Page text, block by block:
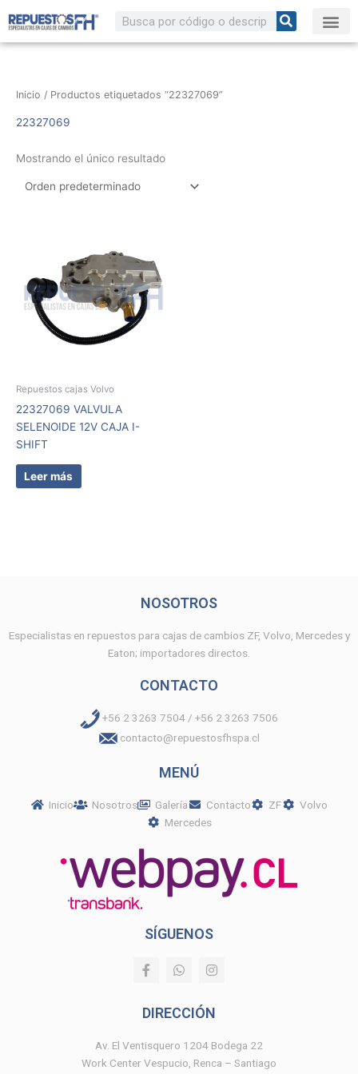
contenido
Buscar
Inicio / Productos etiquetados “22327069”
22327069
Mostrando el único resultado
Repuestos cajas Volvo
22327069 VALVULA
SELENOIDE 12V CAJA I-
SHIFT
Leer más
NOSOTROS
Especialistas en repuestos para cajas de cambios ZF, Volvo, Mercedes y
Eaton; importadores directos.
CONTACTO
+56 2 3263 7504 / +56 2 3263 7506
contacto@repuestosfhspa.cl
MENÚ
Inicio Nosotros Galería Contacto ZF
Volvo
Mercedes
SÍGUENOS
F
a
b
o
k
-
W
h
s
p
p
I
n
a
r
a
m
DIRECCIÓN
Av. El Ventisquero 1204 Bodega 22
Work Center Vespucio, Renca – Santiago